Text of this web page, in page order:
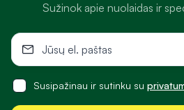
Sužinok apie nuolaidas ir
Susipažinau ir sutinku su